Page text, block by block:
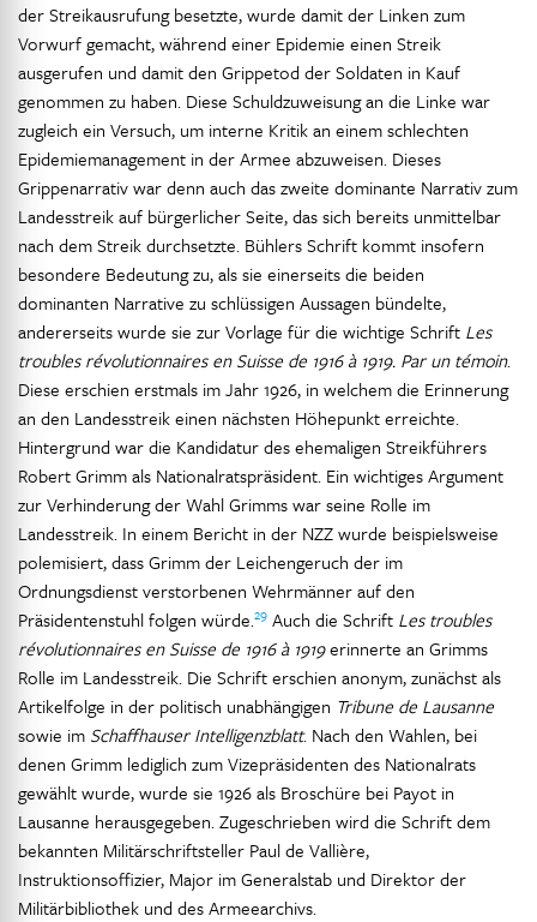
der Streikausrufung besetzte, wurde damit der Linken zum
Vorwurf gemacht, während einer Epidemie einen Streik
ausgerufen und damit den Grippetod der Soldaten in Kauf
genommen zu haben. Diese Schuldzuweisung an die Linke war
zugleich ein Versuch, um interne Kritik an einem schlechten
Epidemiemanagement in der Armee abzuweisen. Dieses
Grippenarrativ war denn auch das zweite dominante Narrativ zum
Landesstreik auf bürgerlicher Seite, das sich bereits unmittelbar
nach dem Streik durchsetzte. Bühlers Schrift kommt insofern
besondere Bedeutung zu, als sie einerseits die beiden
dominanten Narrative zu schlüssigen Aussagen bündelte,
andererseits wurde sie zur Vorlage für die wichtige Schrift Les
troubles révolutionnaires en Suisse de 1916 à 1919. Par un témoin.
Diese erschien erstmals im Jahr 1926, in welchem die Erinnerung
an den Landesstreik einen nächsten Höhepunkt erreichte.
Hintergrund war die Kandidatur des ehemaligen Streikführers
Robert Grimm als Nationalratspräsident. Ein wichtiges Argument
zur Verhinderung der Wahl Grimms war seine Rolle im
Landesstreik. In einem Bericht in der NZZ wurde beispielsweise
polemisiert, dass Grimm der Leichengeruch der im
Ordnungsdienst verstorbenen Wehrmänner auf den
Präsidentenstuhl folgen würde.29 Auch die Schrift Les troubles
révolutionnaires en Suisse de 1916 à 1919erinnerte an Grimms
Rolle im Landesstreik. Die Schrift erschien anonym, zunächst als
Artikelfolge in der politisch unabhängigen Tribune de Lausanne
sowie im Schaffhauser Intelligenzblatt. Nach den Wahlen, bei
denen Grimm lediglich zum Vizepräsidenten des Nationalrats
gewählt wurde, wurde sie 1926 als Broschüre bei Payot in
Lausanne herausgegeben. Zugeschrieben wird die Schrift dem
bekannten Militärschriftsteller Paul de Vallière,
Instruktionsoffizier, Major im Generalstab und Direktor der
Militärbibliothek und des Armeearchivs.